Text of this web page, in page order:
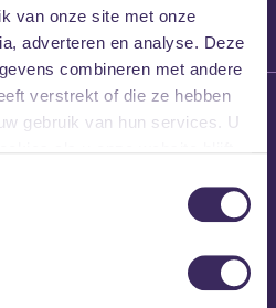
van onze site met onze
adverteren en analyse. Deze
combineren met andere
verstrekt of die ze hebben
gebruik van hun services. U
26 maart 2026
Willem’s Blog: High